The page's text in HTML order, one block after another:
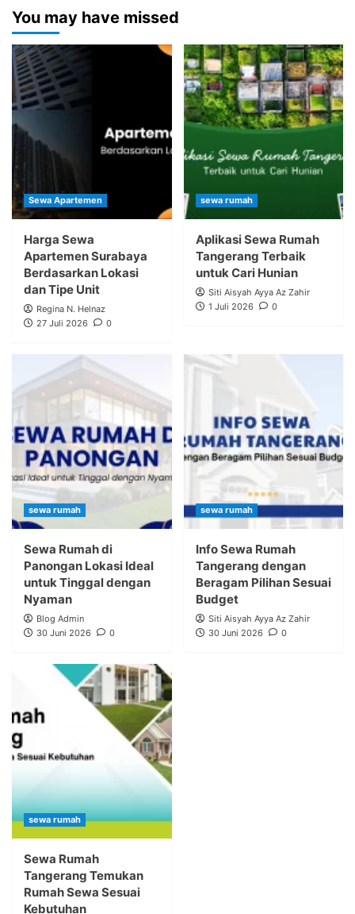
You may have missed
Sewa Apartemen
Harga Sewa
Apartemen Surabaya
Berdasarkan Lokasi
dan Tipe Unit
Regina N. Helnaz
27 Juli 2026
0
sewa rumah
Aplikasi Sewa Rumah
Tangerang Terbaik
untuk Cari Hunian
Siti Aisyah Ayya Az Zahir
1 Juli 2026
0
sewa rumah
Sewa Rumah di
Panongan Lokasi Ideal
untuk Tinggal dengan
Nyaman
Blog Admin
30 Juni 2026
0
sewa rumah
Info Sewa Rumah
Tangerang dengan
Beragam Pilihan Sesuai
Budget
Siti Aisyah Ayya Az Zahir
30 Juni 2026
0
sewa rumah
Sewa Rumah
Tangerang Temukan
Rumah Sewa Sesuai
Kebutuhan